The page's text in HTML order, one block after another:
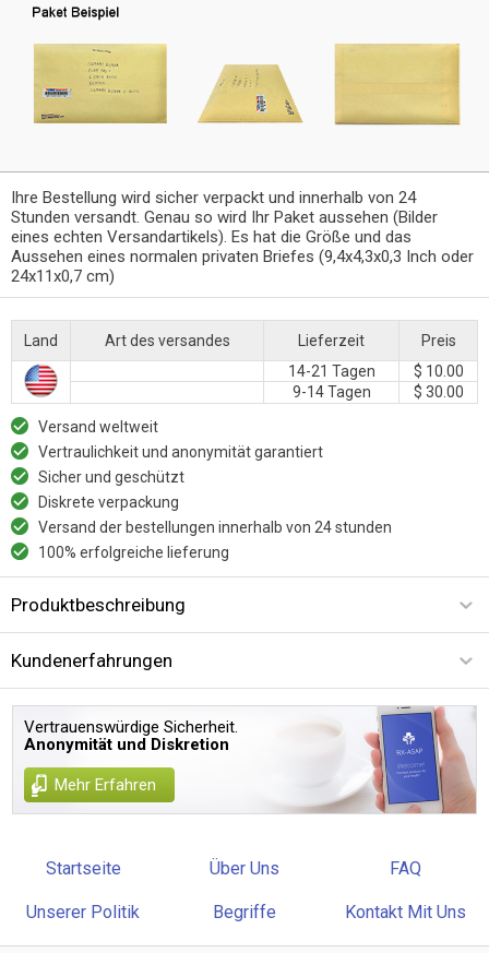
Ihre Bestellung wird sicher verpackt und innerhalb von 24
Stunden versandt. Genau so wird Ihr Paket aussehen (Bilder
eines echten Versandartikels). Es hat die Größe und das
Aussehen eines normalen privaten Briefes (9,4x4,3x0,3 Inch oder
24x11x0,7 cm)
Land Art des versandes Lieferzeit
Preis
14-21 Tagen
$ 10.00
9-14 Tagen
$ 30.00
Versand weltweit
Vertraulichkeit und anonymität garantiert
Sicher und geschützt
Diskrete verpackung
Versand der bestellungen innerhalb von 24 stunden
100% erfolgreiche lieferung
Produktbeschreibung
Kundenerfahrungen
Vertrauenswürdige Sicherheit.
Anonymität und Diskretion
Mehr Erfahren
Startseite Über Uns FAQ
Unserer Politik Begriffe Kontakt Mit Uns